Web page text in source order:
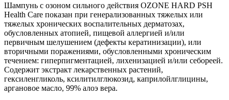
Шампунь с озоном сильного действия OZONE HARD PSH
Health Care показан при генерализованных тяжелых или
тяжелых хронических воспалительных дерматозах,
обусловленных атопией, пищевой аллергией и/или
первичным шелушением (дефекты кератинизации), или
вторичными поражениями, обусловленными хроническим
течением: гиперпигментацией, лихенизацией и/или себореей.
Содержит экстракт лекарственных растений,
гексиленгликоль, ксилитилглюкозид, каприлойлглицины,
аргановое масло, 99% алоэ вера.